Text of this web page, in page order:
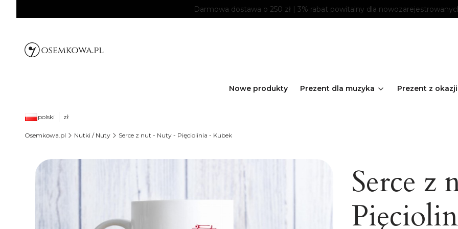
Darmowa dostawa o 250 zł | 3% rabat powitalny dla
Nowe produkty Prezent dla muzyka Prezent z okazji
polski zł
Osemkowa.pl Nutki / Nuty Serce z nut - Nuty - Pięciolinia - Kubek
Serce z